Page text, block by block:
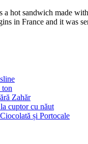
a hot sandwich made
in France and it was
ton
Zahăr
cuptor cu năut
și Portocale